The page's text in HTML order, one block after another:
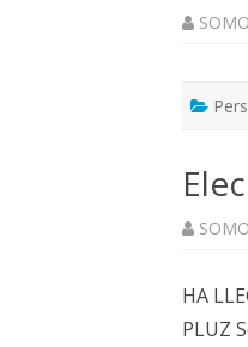
HA
PLUZ